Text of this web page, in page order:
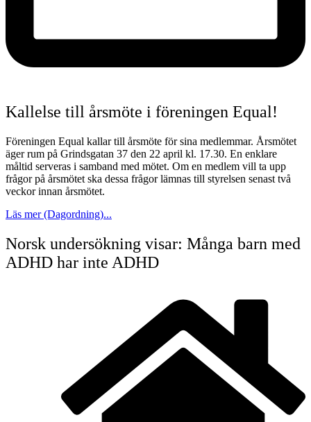
Kallelse till årsmöte i föreningen Equal!
Föreningen Equal kallar till årsmöte för sina medlemmar. Årsmötet
äger rum på Grindsgatan 37 den 22 april kl. 17.30. En enklare
måltid serveras i samband med mötet. Om en medlem vill ta upp
frågor på årsmötet ska dessa frågor lämnas till styrelsen senast två
veckor innan årsmötet.
Läs mer (Dagordning)...
Norsk undersökning visar: Många barn med
ADHD har inte ADHD